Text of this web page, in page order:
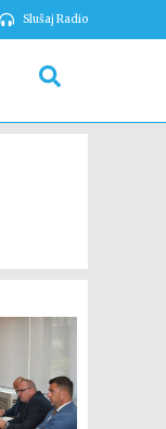
Slušaj Radio